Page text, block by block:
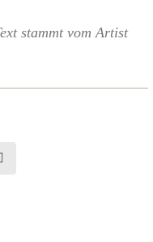
stammt vom Artist